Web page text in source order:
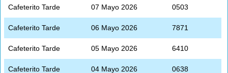
Cafeterito Tarde 07 Mayo 2026 0503
Cafeterito Tarde 06 Mayo 2026 7871
Cafeterito Tarde 05 Mayo 2026 6410
Cafeterito Tarde 04 Mayo 2026 0638